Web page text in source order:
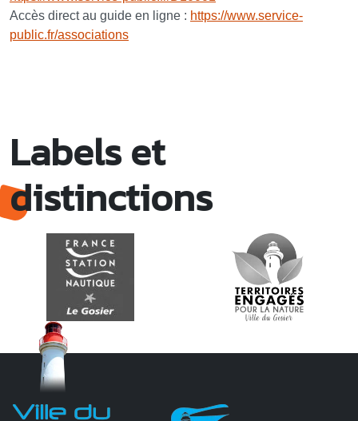
Accès direct au guide en ligne : https://www.service-
public.fr/associations
Labels et
distinctions